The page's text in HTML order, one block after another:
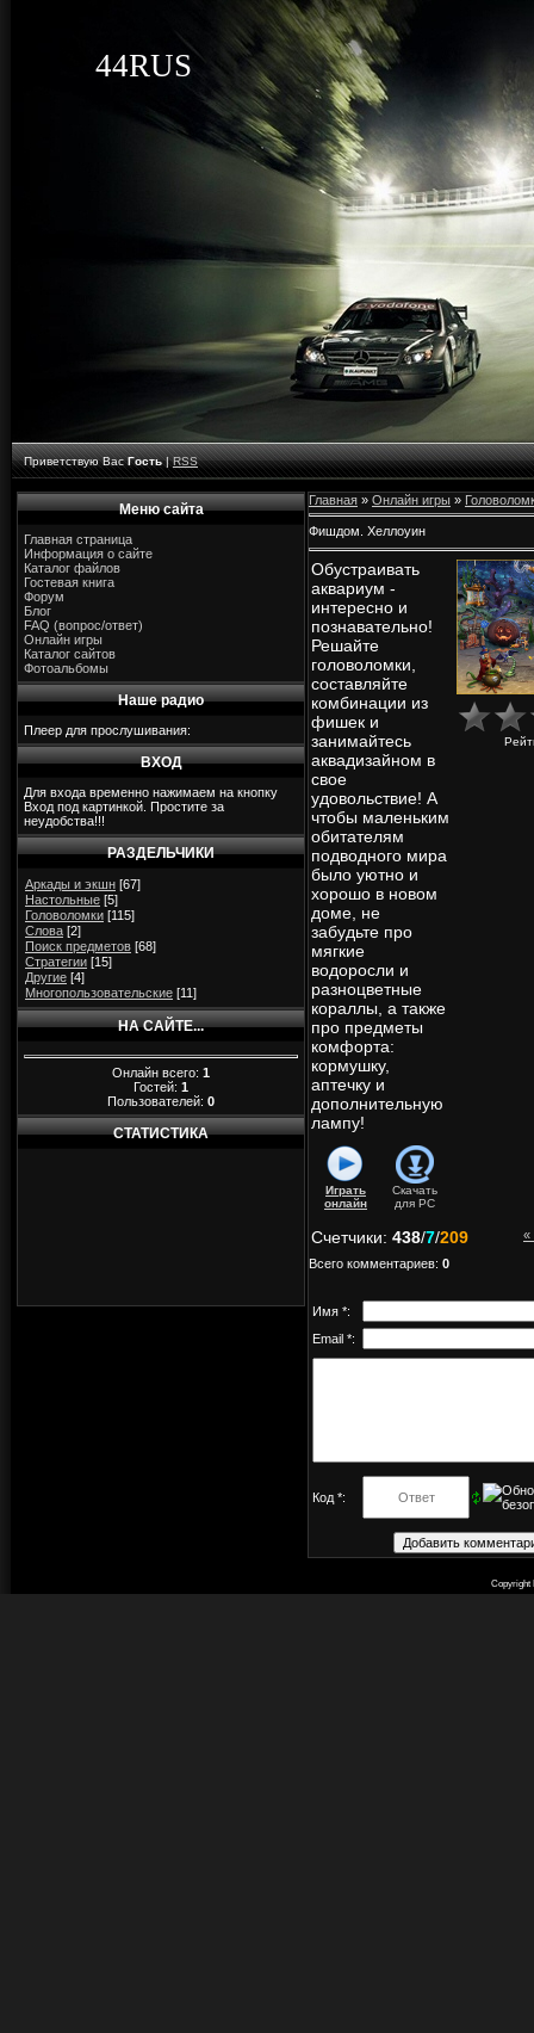
44RUS
Приветствую Вас Гость|RSS
Меню сайта
Главная страница
Информация о сайте
Каталог файлов
Гостевая книга
Форум
Блог
FAQ (вопрос/ответ)
Онлайн игры
Каталог сайтов
Фотоальбомы
Наше радио
Плеер для прослушивания:
ВХОД
Для входа временно нажимаем на кнопку
Вход под картинкой. Простите за
неудобства!!!
РАЗДЕЛЬЧИКИ
Аркады и экшн [67]
Настольные [5]
Головоломки [115]
Слова [2]
Поиск предметов [68]
Стратегии [15]
Другие [4]
Многопользовательские [11]
НА САЙТЕ...
Онлайн всего: 1
Гостей: 1
Пользователей: 0
СТАТИСТИКА
Главная » Онлайн игры »
Фишдом. Хеллоуин
Обустраивать
аквариум -
интересно и
познавательно!
Решайте
головоломки,
составляйте
комбинации из
фишек и
занимайтесь
аквадизайном в
свое
удовольствие! А
чтобы маленьким
обитателям
подводного мира
было уютно и
хорошо в новом
доме, не
забудьте про
мягкие
водоросли и
разноцветные
кораллы, а также
про предметы
комфорта:
кормушку,
аптечку и
дополнительную
лампу!
Играть
онлайн
Скачать
для PC
«
Счетчики: 438/7/209
Всего комментариев: 0
Имя *:
Email *:
Код *:
Copyright